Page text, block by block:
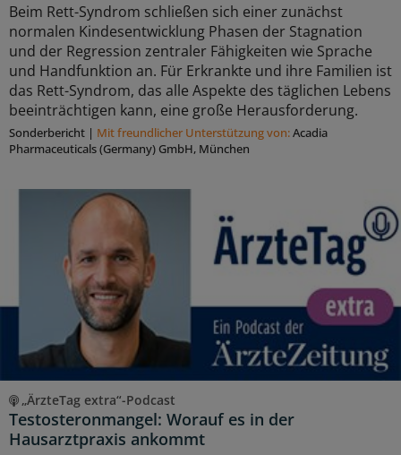
Beim Rett-Syndrom schließen sich einer zunächst
normalen Kindesentwicklung Phasen der Stagnation
und der Regression zentraler Fähigkeiten wie Sprache
und Handfunktion an. Für Erkrankte und ihre Familien ist
das Rett-Syndrom, das alle Aspekte des täglichen Lebens
beeinträchtigen kann, eine große Herausforderung.
Sonderbericht | Mit freundlicher Unterstützung von:Acadia
Pharmaceuticals (Germany) GmbH, München
„ÄrzteTag extra“-Podcast
Testosteronmangel: Worauf es in der
Hausarztpraxis ankommt